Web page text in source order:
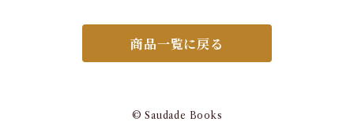
商品一覧に戻る
© Saudade Books